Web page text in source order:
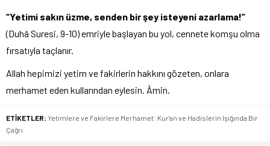
“Yetimi sakın üzme, senden bir şey isteyeni azarlama!”
(Duhâ Suresi, 9-10) emriyle başlayan bu yol, cennete komşu olma
fırsatıyla taçlanır.
Allah hepimizi yetim ve fakirlerin hakkını gözeten, onlara
merhamet eden kullarından eylesin. Âmin.
ETİKETLER: Yetimlere ve Fakirlere Merhamet: Kur'an ve Hadislerin Işığında Bir
Çağrı